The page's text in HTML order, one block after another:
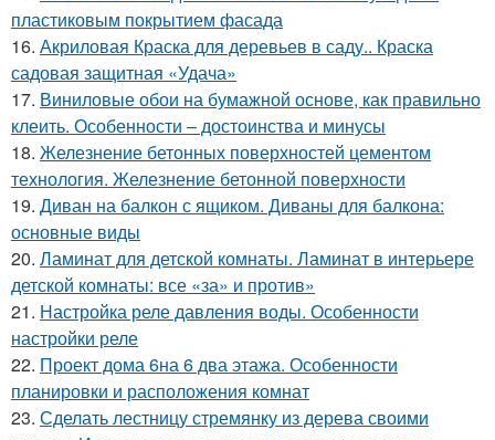
пластиковым покрытием фасада
16. Акриловая Краска для деревьев в саду.. Краска
садовая защитная «Удача»
17. Виниловые обои на бумажной основе, как правильно
клеить. Особенности – достоинства и минусы
18. Железнение бетонных поверхностей цементом
технология. Железнение бетонной поверхности
19. Диван на балкон с ящиком. Диваны для балкона:
основные виды
20. Ламинат для детской комнаты. Ламинат в интерьере
детской комнаты: все «за» и против»
21. Настройка реле давления воды. Особенности
настройки реле
22. Проект дома 6на 6 два этажа. Особенности
планировки и расположения комнат
23. Сделать лестницу стремянку из дерева своими